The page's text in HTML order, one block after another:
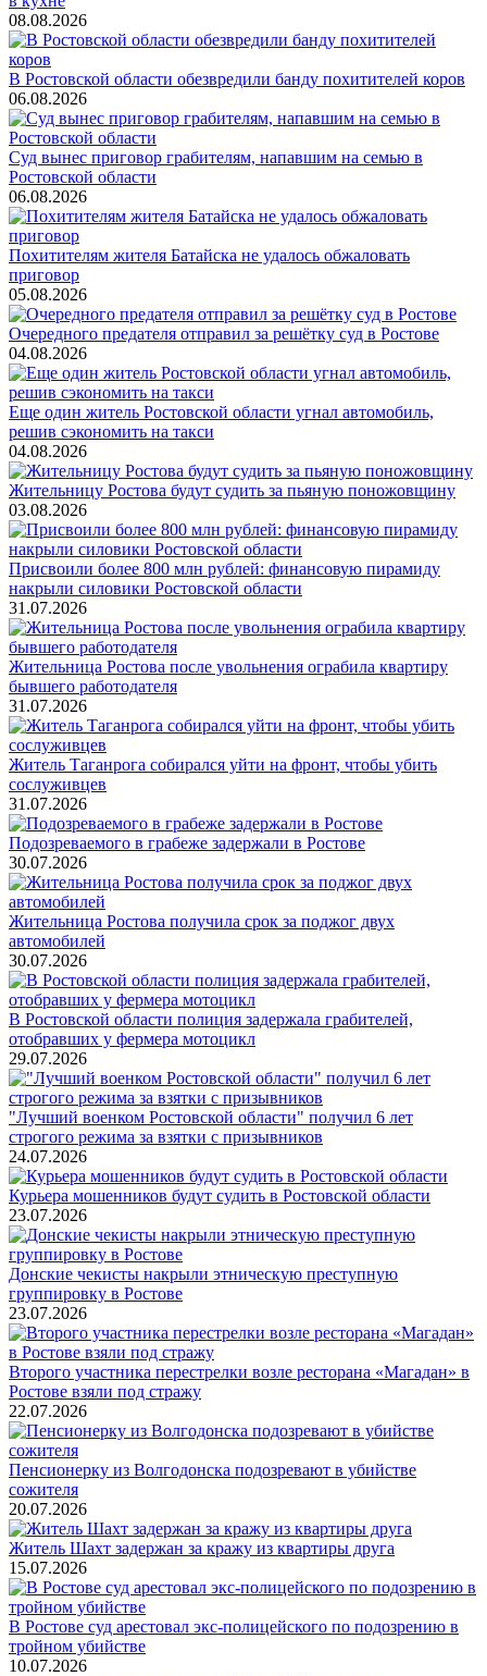
08.08.2026
В Ростовской области обезвредили банду похитителей коров
06.08.2026
Суд вынес приговор грабителям, напавшим на семью в
Ростовской области
06.08.2026
Похитителям жителя Батайска не удалось обжаловать
приговор
05.08.2026
Очередного предателя отправил за решётку суд в Ростове
04.08.2026
Еще один житель Ростовской области угнал автомобиль,
решив сэкономить на такси
04.08.2026
Жительницу Ростова будут судить за пьяную поножовщину
03.08.2026
Присвоили более 800 млн рублей: финансовую пирамиду
накрыли силовики Ростовской области
31.07.2026
Жительница Ростова после увольнения ограбила квартиру
бывшего работодателя
31.07.2026
Житель Таганрога собирался уйти на фронт, чтобы убить
сослуживцев
31.07.2026
Подозреваемого в грабеже задержали в Ростове
30.07.2026
Жительница Ростова получила срок за поджог двух
автомобилей
30.07.2026
В Ростовской области полиция задержала грабителей,
отобравших у фермера мотоцикл
29.07.2026
"Лучший военком Ростовской области" получил 6 лет
строгого режима за взятки с призывников
24.07.2026
Курьера мошенников будут судить в Ростовской области
23.07.2026
Донские чекисты накрыли этническую преступную
группировку в Ростове
23.07.2026
Второго участника перестрелки возле ресторана «Магадан» в
Ростове взяли под стражу
22.07.2026
Пенсионерку из Волгодонска подозревают в убийстве
сожителя
20.07.2026
Житель Шахт задержан за кражу из квартиры друга
15.07.2026
В Ростове суд арестовал экс-полицейского по подозрению в
тройном убийстве
10.07.2026